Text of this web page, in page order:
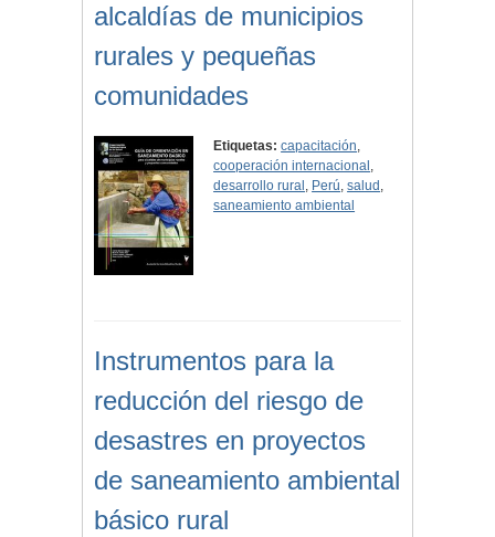
alcaldías de municipios
rurales y pequeñas
comunidades
Etiquetas: capacitación,
cooperación internacional ,
desarrollo rural , Perú,salud ,
saneamiento ambiental
Instrumentos para la
reducción del riesgo de
desastres en proyectos
de saneamiento ambiental
básico rural